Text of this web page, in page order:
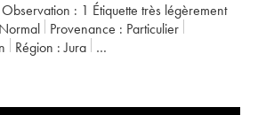
Observation : 1 Étiquette très légèrement
Normal Provenance : particulier
Région : Jura